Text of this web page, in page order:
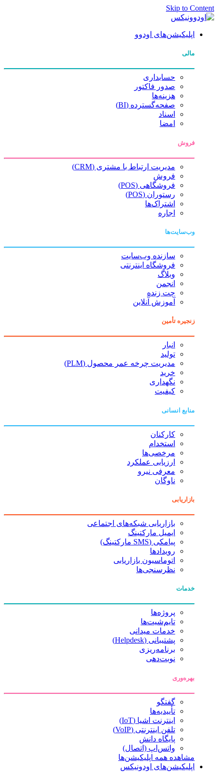
Skip to Content
اپلیکیشن‌های اودوو
مالی
حسابداری
صدور فاکتور
هزینه‌ها
صفحه‌گسترده (BI)
اسناد
امضا
فروش
مدیریت ارتباط با مشتری (CRM)
فروش
فروشگاهی (POS)
رستوران (POS)
اشتراک‌ها
اجاره
وب‌سایت‌ها
سازنده وب‌سایت
فروشگاه اینترنتی
وبلاگ
انجمن
چت زنده
آموزش آنلاین
زنجیره تأمین
انبار
تولید
مدیریت چرخه عمر محصول (PLM)
خرید
نگهداری
کیفیت
منابع انسانی
کارکنان
استخدام
مرخصی‌ها
ارزیابی عملکرد
معرفی نیرو
ناوگان
بازاریابی
بازاریابی شبکه‌های اجتماعی
ایمیل مارکتینگ
پیامکی (SMS مارکتینگ)
رویدادها
اتوماسیون بازاریابی
نظرسنجی‌ها
خدمات
پروژه‌ها
تایم‌شیت‌ها
خدمات میدانی
پشتیبانی (Helpdesk)
برنامه‌ریزی
نوبت‌دهی
بهره‌وری
گفتگو
تأییدیه‌ها
اینترنت اشیا (IoT)
تلفن اینترنتی (VoIP)
پایگاه دانش
واتس‌اپ (اتصال)
مشاهده همه اپلیکیشن‌ها
اپلیکیشن‌های اودونیکس